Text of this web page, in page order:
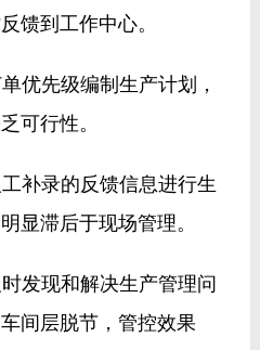
馈到工作中心。
先级编制生产计划，
可行性。
录的反馈信息进行生
显滞后于现场管理。
现和解决生产管理问
间层脱节，管控效果